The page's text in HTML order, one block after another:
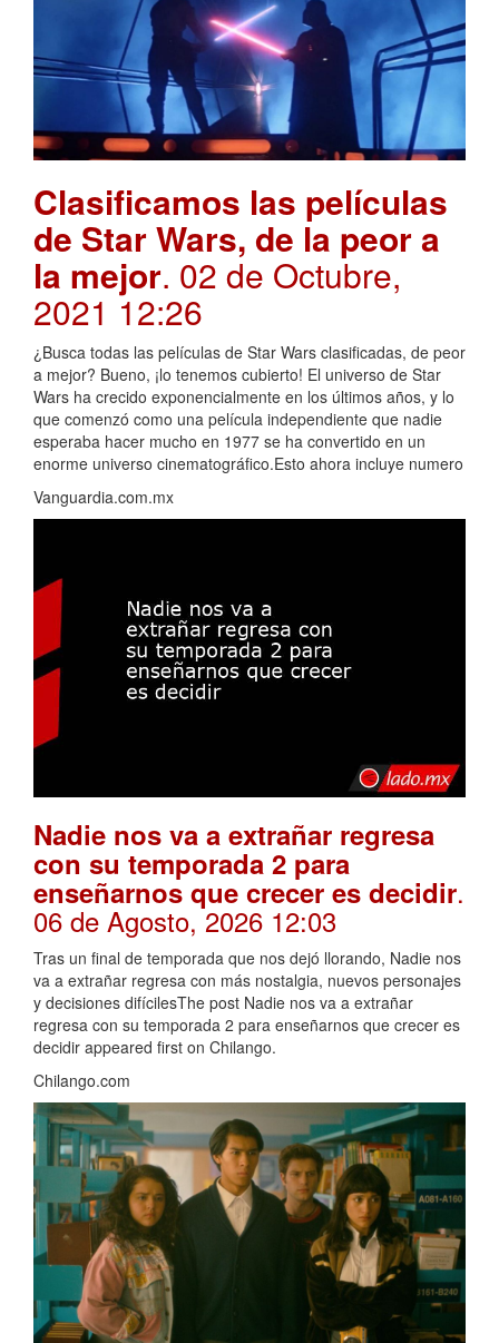
Clasificamos las películas
de Star Wars, de la peor a
la mejor. 02 de Octubre,
2021 12:26
¿Busca todas las películas de Star Wars clasificadas, de peor
a mejor? Bueno, ¡lo tenemos cubierto! El universo de Star
Wars ha crecido exponencialmente en los últimos años, y lo
que comenzó como una película independiente que nadie
esperaba hacer mucho en 1977 se ha convertido en un
enorme universo cinematográfico.Esto ahora incluye numero
Vanguardia.com.mx
Nadie nos va a extrañar regresa
con su temporada 2 para
enseñarnos que crecer es decidir.
06 de Agosto, 2026 12:03
Tras un final de temporada que nos dejó llorando, Nadie nos
va a extrañar regresa con más nostalgia, nuevos personajes
y decisiones difícilesThe post Nadie nos va a extrañar
regresa con su temporada 2 para enseñarnos que crecer es
decidir appeared first on Chilango.
Chilango.com